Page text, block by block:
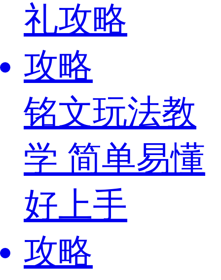
礼攻略
攻略
铭文玩法教
学 简单易懂
好上手
攻略